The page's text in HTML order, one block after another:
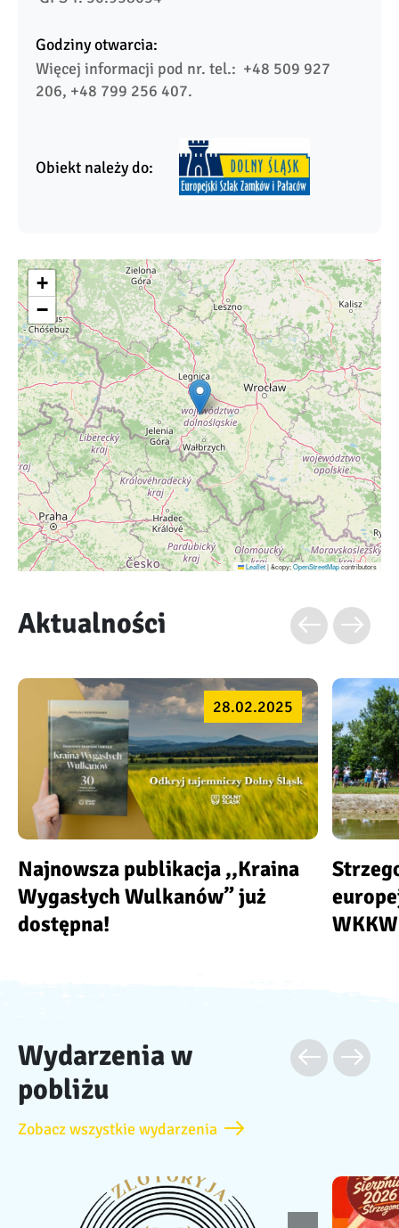
Godziny otwarcia:
Więcej informacji pod nr. tel.:  +48 509 927
206, +48 799 256 407.
Obiekt należy do:
+
−
Leaflet|&copy;OpenStreetMapcontributors
Aktualności
28.02.2025
Najnowsza publikacja ,,Kraina
Wygasłych Wulkanów” już
dostępna!
Wydarzenia w
pobliżu
Zobacz wszystkie wydarzenia